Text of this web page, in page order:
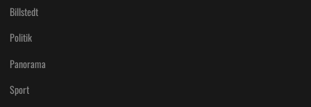
Billstedt
Politik
Panorama
Sport